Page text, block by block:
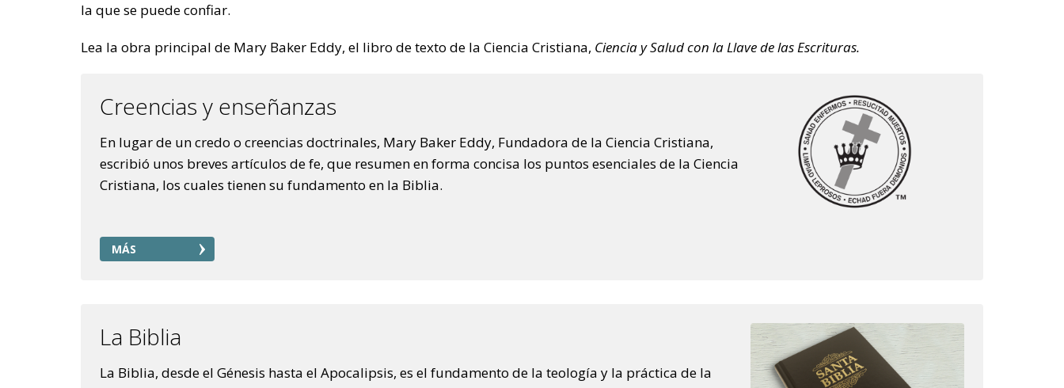
la que se puede confiar.
Lea la obra principal de Mary Baker Eddy, el libro de texto de la Ciencia Cristiana, Ciencia y Salud con la Llave de las Escrituras.
Creencias y enseñanzas
En lugar de un credo o creencias doctrinales, Mary Baker Eddy, Fundadora de la Ciencia Cristiana,
escribió unos breves artículos de fe, que resumen en forma concisa los puntos esenciales de la Ciencia
Cristiana, los cuales tienen su fundamento en la Biblia.
MÁS
La Biblia
La Biblia, desde el Génesis hasta el Apocalipsis, es el fundamento de la teología y la práctica de la